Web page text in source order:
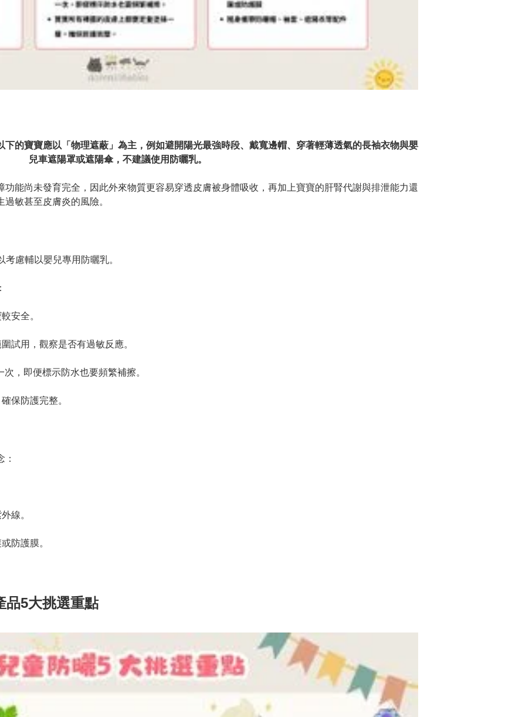
的寶寶應以「物理遮蔽」為主，例如避開陽光最強時段、戴寬邊帽、穿著輕薄透氣的長袖衣物與嬰
兒車遮陽罩或遮陽傘，不建議使用防曬乳。
能尚未發育完全，因此外來物質更容易穿透皮膚被身體吸收，再加上寶寶的肝腎代謝與排泄能力還
敏甚至皮膚炎的風險。
慮輔以嬰兒專用防曬乳。
安全。
試用，觀察是否有過敏反應。
，即便標示防水也要頻繁補擦。
保防護完整。
線。
防護膜。
品5大挑選重點